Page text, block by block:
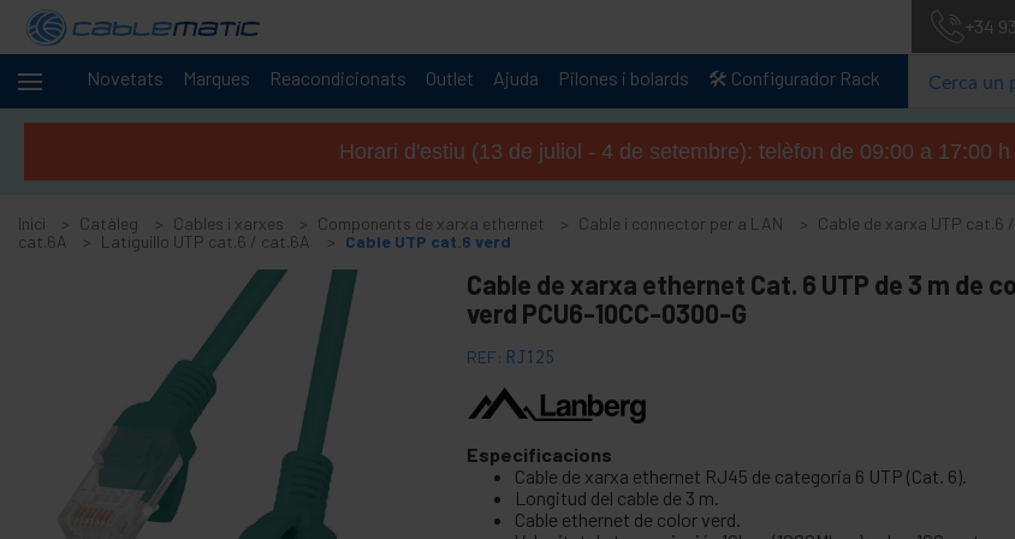
+34
Novetats Marques Reacondicionats Outlet Ajuda Pilones i bolards 🛠️ Configurador Rack
Cables -
Accessoris i targetes FireWire
+
Adaptador i accessoris ATA IDE
Adaptador i accessoris Bluetooth
Adaptador i targeta port paral · lel
Adaptador i targeta port sèrie
cable BCC
Cable i adaptador MIDI
Cables USB i accessoris USB
Cables de xarxa per a CISCO
+
Horari d'estiu (13 de juliol - 4 de setembre): telèfon de 09:00 a 17:00
Inici Catàleg Cables i xarxes Components de xarxa ethernet Cable i connector per a LAN
Cable de xarxa UTP cat.6 /
cat.6A
Latiguillo UTP cat.6 / cat.6A Cable UTP cat.6 verd
Cable de xarxa ethernet Cat. 6 UTP de 3 m de
verd PCU6-10CC-0300-G
REF: RJ125
Especificacions
Cable de xarxa ethernet RJ45 de categoria 6 UTP (Cat. 6).
Longitud del cable de 3 m.
Cable ethernet de color verd.